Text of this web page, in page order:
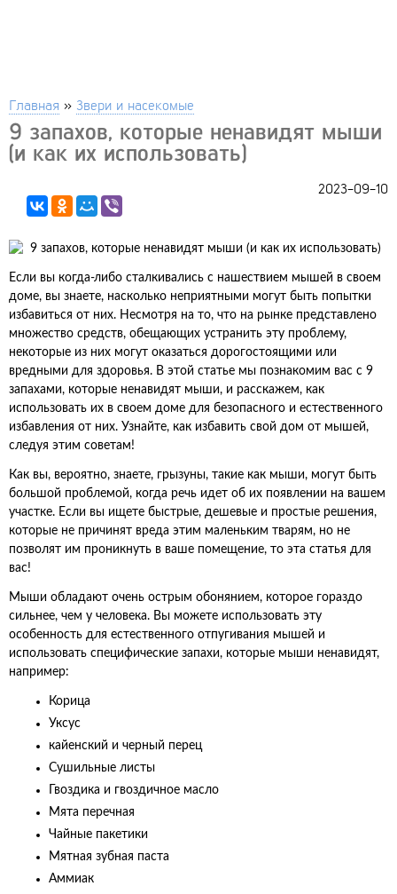
Главная » Звери и насекомые
9 запахов, которые ненавидят мыши
(и как их использовать)
2023-09-10
Если вы когда-либо сталкивались с нашествием мышей в своем
доме, вы знаете, насколько неприятными могут быть попытки
избавиться от них. Несмотря на то, что на рынке представлено
множество средств, обещающих устранить эту проблему,
некоторые из них могут оказаться дорогостоящими или
вредными для здоровья. В этой статье мы познакомим вас с 9
запахами, которые ненавидят мыши, и расскажем, как
использовать их в своем доме для безопасного и естественного
избавления от них. Узнайте, как избавить свой дом от мышей,
следуя этим советам!
Как вы, вероятно, знаете, грызуны, такие как мыши, могут быть
большой проблемой, когда речь идет об их появлении на вашем
участке. Если вы ищете быстрые, дешевые и простые решения,
которые не причинят вреда этим маленьким тварям, но не
позволят им проникнуть в ваше помещение, то эта статья для
вас!
Мыши обладают очень острым обонянием, которое гораздо
сильнее, чем у человека. Вы можете использовать эту
особенность для естественного отпугивания мышей и
использовать специфические запахи, которые мыши ненавидят,
например:
Корица
Уксус
кайенский и черный перец
Сушильные листы
Гвоздика и гвоздичное масло
Мята перечная
Чайные пакетики
Мятная зубная паста
Аммиак